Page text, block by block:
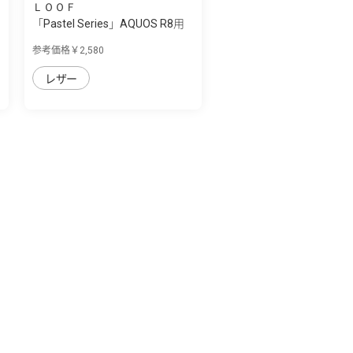
ＬＯＯＦ
「Pastel Series」AQUOS R8用
参考価格￥2,580
レザー